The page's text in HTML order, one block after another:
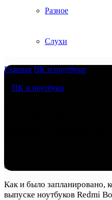
Разное
Слухи
Главная ПК и ноутбуки
ПК и ноутбуки
0
Как и было запланировано,
выпуске ноутбуков Redmi